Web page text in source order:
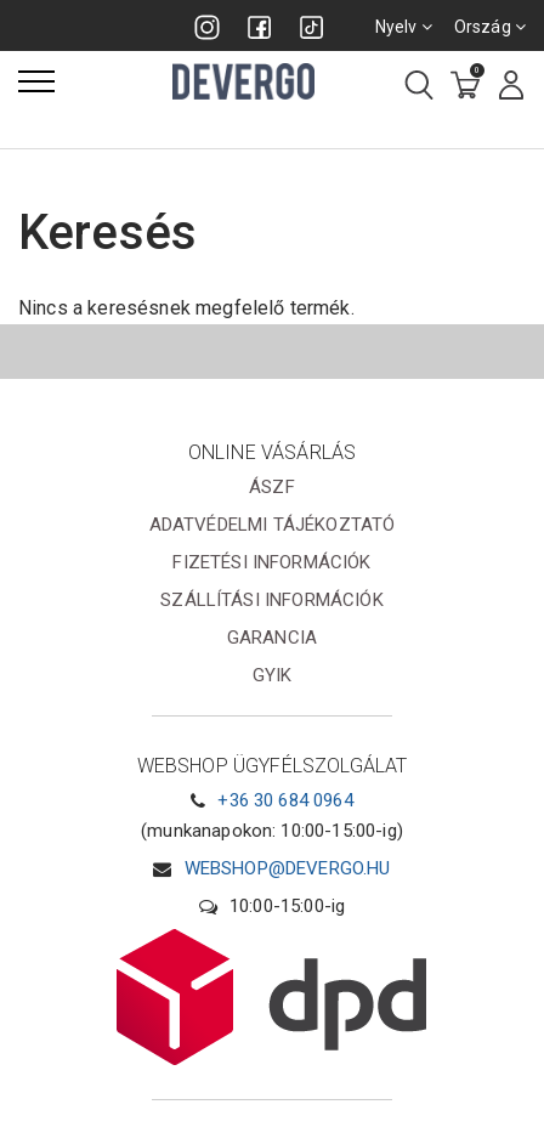
Nyelv Ország
0
Keresés
Nincs a keresésnek megfelelő termék.
ONLINE VÁSÁRLÁS
ÁSZF
ADATVÉDELMI TÁJÉKOZTATÓ
FIZETÉSI INFORMÁCIÓK
SZÁLLÍTÁSI INFORMÁCIÓK
GARANCIA
GYIK
WEBSHOP ÜGYFÉLSZOLGÁLAT
+36 30 684 0964
(munkanapokon: 10:00-15:00-ig)
WEBSHOP@DEVERGO.HU
10:00-15:00-ig